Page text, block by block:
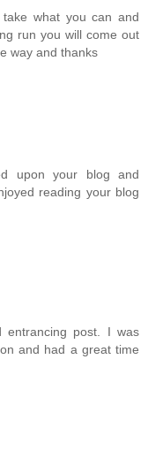
what you can and
run you will come out
way and thanks
upon your blog and
reading your blog
entrancing post. I was
and had a great time